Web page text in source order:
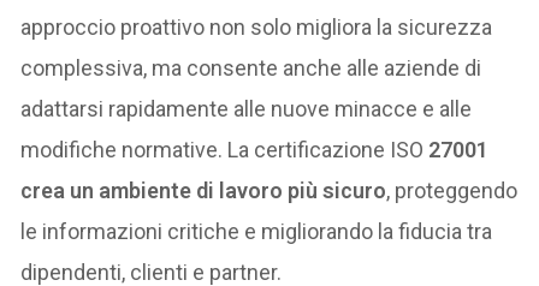
approccio proattivo non solo migliora la sicurezza
complessiva, ma consente anche alle aziende di
adattarsi rapidamente alle nuove minacce e alle
modifiche normative. La certificazione ISO 27001
crea un ambiente di lavoro più sicuro, proteggendo
le informazioni critiche e migliorando la fiducia tra
dipendenti, clienti e partner.